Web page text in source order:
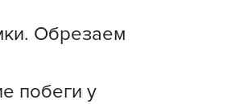
Обрезаем
побеги у